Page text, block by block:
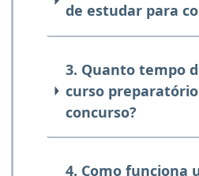
de estudar para
3. Quanto tempo
curso
concurso?
4. Como funciona